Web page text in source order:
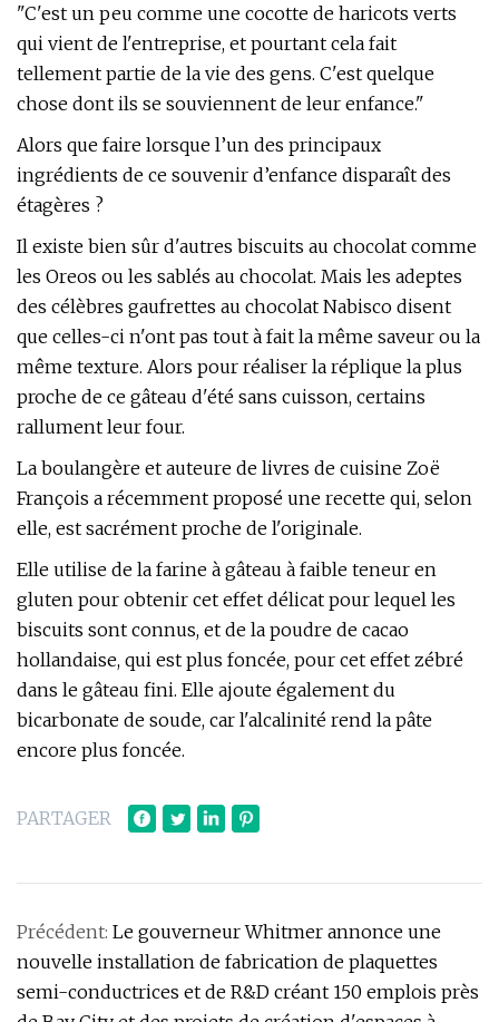
"C'est un peu comme une cocotte de haricots verts
qui vient de l'entreprise, et pourtant cela fait
tellement partie de la vie des gens. C'est quelque
chose dont ils se souviennent de leur enfance."
Alors que faire lorsque l’un des principaux
ingrédients de ce souvenir d’enfance disparaît des
étagères ?
Il existe bien sûr d'autres biscuits au chocolat comme
les Oreos ou les sablés au chocolat. Mais les adeptes
des célèbres gaufrettes au chocolat Nabisco disent
que celles-ci n'ont pas tout à fait la même saveur ou la
même texture. Alors pour réaliser la réplique la plus
proche de ce gâteau d'été sans cuisson, certains
rallument leur four.
La boulangère et auteure de livres de cuisine Zoë
François a récemment proposé une recette qui, selon
elle, est sacrément proche de l'originale.
Elle utilise de la farine à gâteau à faible teneur en
gluten pour obtenir cet effet délicat pour lequel les
biscuits sont connus, et de la poudre de cacao
hollandaise, qui est plus foncée, pour cet effet zébré
dans le gâteau fini. Elle ajoute également du
bicarbonate de soude, car l'alcalinité rend la pâte
encore plus foncée.
PARTAGER
Précédent: Le gouverneur Whitmer annonce une
nouvelle installation de fabrication de plaquettes
semi-conductrices et de R&D créant 150 emplois près